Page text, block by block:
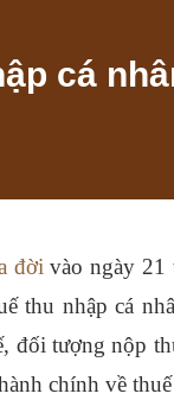
cá
đời vào ngày 21
thu nhập cá
đối tượng nộp
chính về